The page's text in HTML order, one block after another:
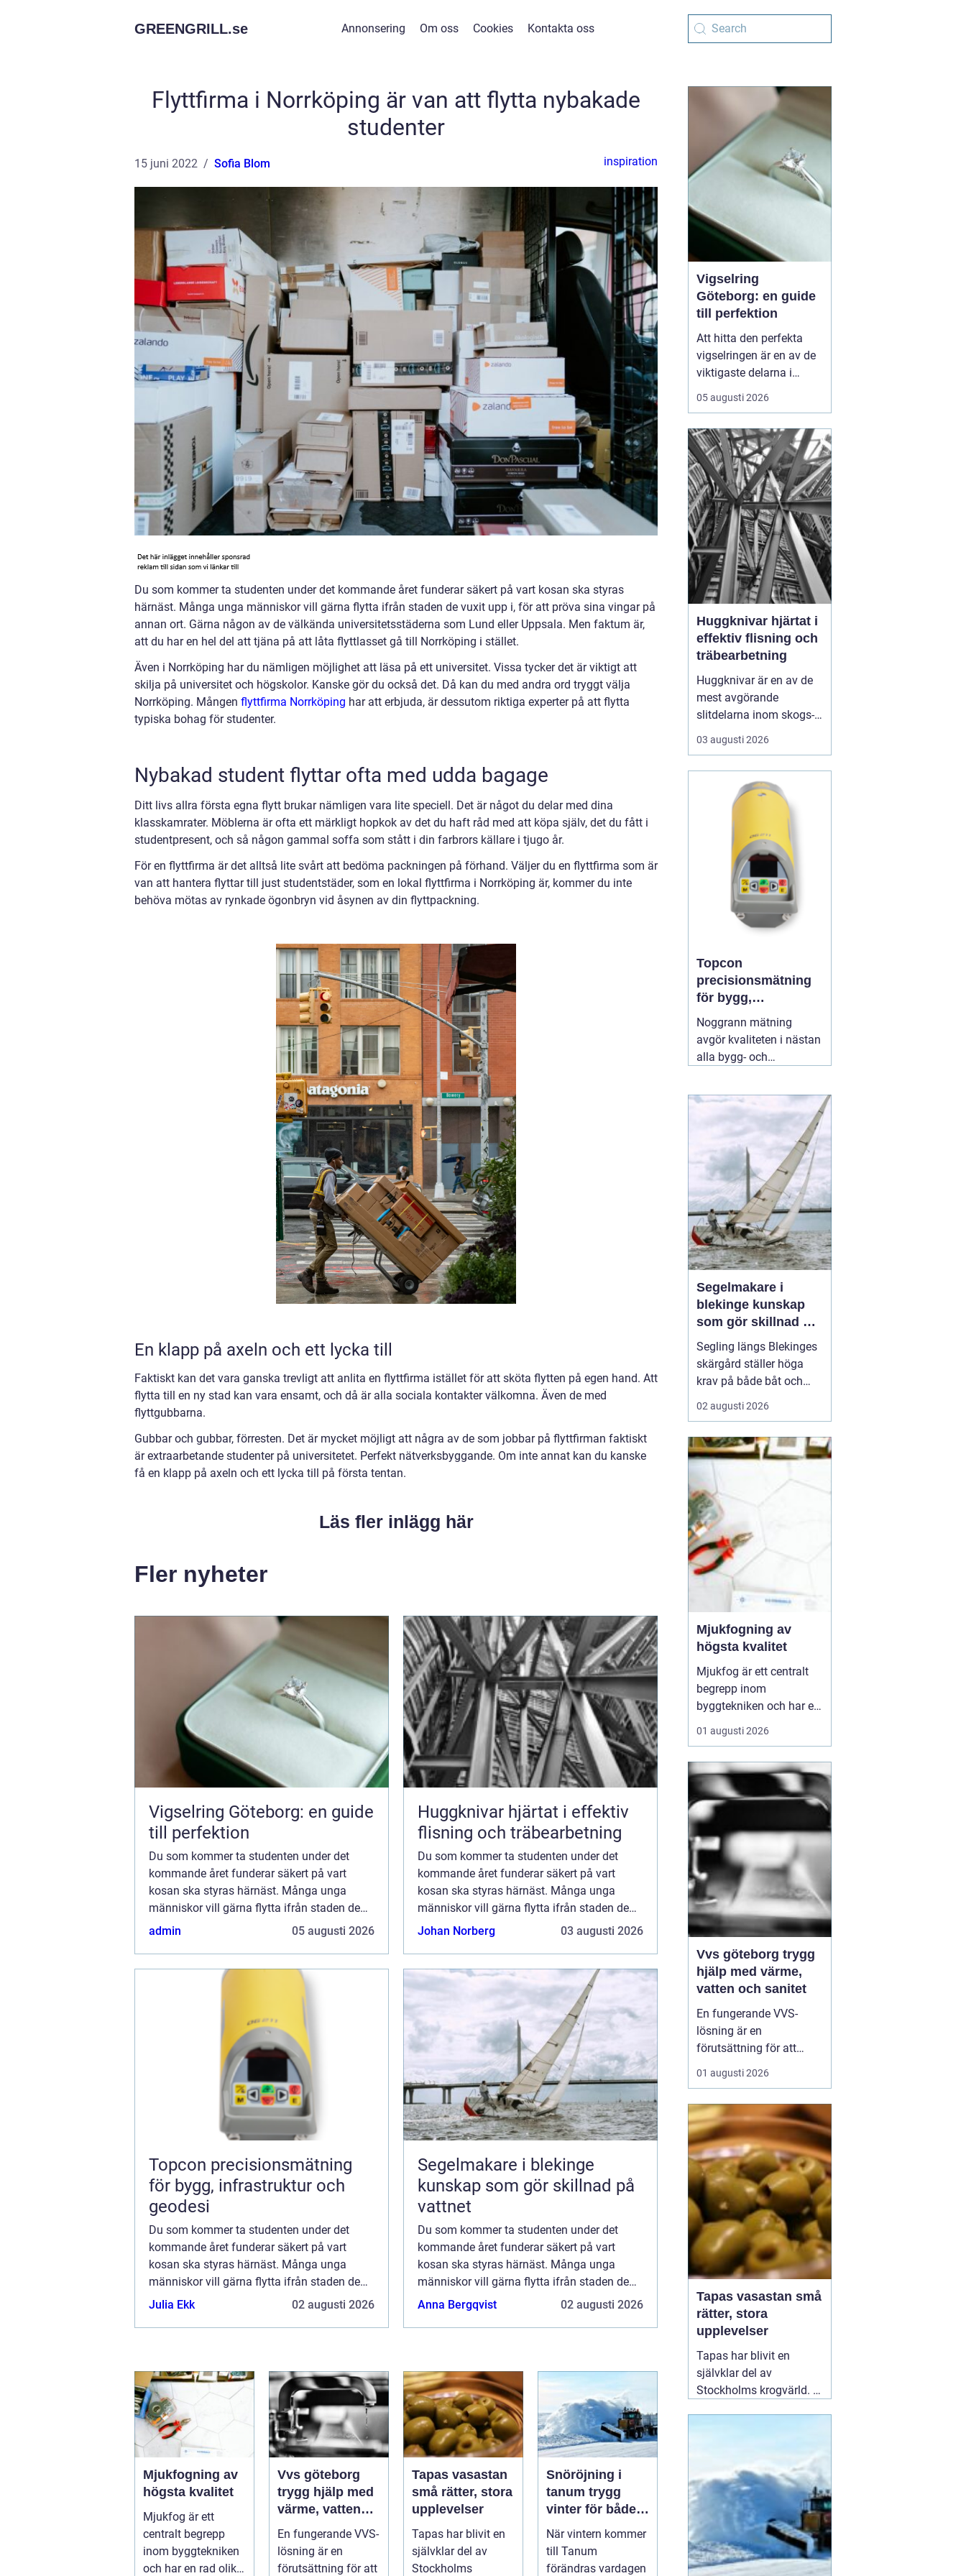
GREENGRILL.se Annonsering Om oss Cookies Kontakta oss
Flyttfirma i Norrköping är van att flytta nybakade
studenter
15 juni 2022 Sofia Blom inspiration
Du som kommer ta studenten under det kommande året funderar säkert på vart kosan ska styras
härnäst. Många unga människor vill gärna flytta ifrån staden de vuxit upp i, för att pröva sina vingar på
annan ort. Gärna någon av de välkända universitetsstäderna som Lund eller Uppsala. Men faktum är,
att du har en hel del att tjäna på att låta flyttlasset gå till Norrköping i stället.
Även i Norrköping har du nämligen möjlighet att läsa på ett universitet. Vissa tycker det är viktigt att
skilja på universitet och högskolor. Kanske gör du också det. Då kan du med andra ord tryggt välja
Norrköping. Mången flyttfirma Norrköping har att erbjuda, är dessutom riktiga experter på att flytta
typiska bohag för studenter.
Nybakad student flyttar ofta med udda bagage
Ditt livs allra första egna flytt brukar nämligen vara lite speciell. Det är något du delar med dina
klasskamrater. Möblerna är ofta ett märkligt hopkok av det du haft råd med att köpa själv, det du fått i
studentpresent, och så någon gammal soffa som stått i din farbrors källare i tjugo år.
För en flyttfirma är det alltså lite svårt att bedöma packningen på förhand. Väljer du en flyttfirma som är
van att hantera flyttar till just studentstäder, som en lokal flyttfirma i Norrköping är, kommer du inte
behöva mötas av rynkade ögonbryn vid åsynen av din flyttpackning.
En klapp på axeln och ett lycka till
Faktiskt kan det vara ganska trevligt att anlita en flyttfirma istället för att sköta flytten på egen hand. Att
flytta till en ny stad kan vara ensamt, och då är alla sociala kontakter välkomna. Även de med
flyttgubbarna.
Gubbar och gubbar, förresten. Det är mycket möjligt att några av de som jobbar på flyttfirman faktiskt
är extraarbetande studenter på universitetet. Perfekt nätverksbyggande. Om inte annat kan du kanske
få en klapp på axeln och ett lycka till på första tentan.
Läs fler inlägg här
Fler nyheter
Vigselring Göteborg: en guide
till perfektion
Du som kommer ta studenten under det
kommande året funderar säkert på vart
kosan ska styras härnäst. Många unga
människor vill gärna flytta ifrån staden de
vuxit upp i, för att pröva sina vin...
admin 05 augusti 2026
Huggknivar hjärtat i effektiv
flisning och träbearbetning
Du som kommer ta studenten under det
kommande året funderar säkert på vart
kosan ska styras härnäst. Många unga
människor vill gärna flytta ifrån staden de
vuxit upp i, för att pröva sina vin...
Johan Norberg 03 augusti 2026
Topcon precisionsmätning
för bygg, infrastruktur och
geodesi
Du som kommer ta studenten under det
kommande året funderar säkert på vart
kosan ska styras härnäst. Många unga
människor vill gärna flytta ifrån staden de
vuxit upp i, för att pröva sina vin...
Julia Ekk 02 augusti 2026
Segelmakare i blekinge
kunskap som gör skillnad på
vattnet
Du som kommer ta studenten under det
kommande året funderar säkert på vart
kosan ska styras härnäst. Många unga
människor vill gärna flytta ifrån staden de
vuxit upp i, för att pröva sina vin...
Anna Bergqvist 02 augusti 2026
Mjukfogning av
högsta kvalitet
Mjukfog är ett
centralt begrepp
inom byggtekniken
och har en rad olika
Vvs göteborg
trygg hjälp med
värme, vatten
och sanitet
En fungerande VVS-
lösning är en
förutsättning för att
Tapas vasastan
små rätter, stora
upplevelser
Tapas har blivit en
självklar del av
Stockholms
Snöröjning i
tanum trygg
vinter för både
privatpersoner
och företag
När vintern kommer
till Tanum
förändras vardagen
Vigselring
Göteborg: en guide
till perfektion
Att hitta den perfekta
vigselringen är en av de
viktigaste delarna i
förberedelserna inför ert
liv tillsammans.
inte bara en fras, det
handlar om att hitta en
ring som symboliserar er
unika kärleks...
05 augusti 2026
Huggknivar hjärtat i
effektiv flisning och
träbearbetning
Huggknivar är en av de
mest avgörande
slitdelarna inom skogs-
och träindustrin. När
knivarna fungerar som
maskinerna går lugnt
och energiåtgången
hålls nere. När
skäreggen däremot är
sliten eller felanpassad
märks det snabbt ...
03 augusti 2026
Topcon
precisionsmätning
för bygg,
infrastruktur och
geodesi
Noggrann mätning
avgör kvaliteten i nästan
alla bygg- och
på några millimeter i
början kan växa till dyra
problem längre fram.
Därför väljer många
yrkesproffs moderna
instrument02 augusti
2026
Segelmakare i
blekinge kunskap
som gör skillnad på
vattnet
Segling längs Blekinges
skärgård ställer höga
krav på både båt och
utrustning. Vinden vrider
snabbt mellan öar och
korta och branta och
trånga. För att få en
trygg, bekväm och
snabb segling behövs
genomtänkta s...
02 augusti 2026
Mjukfogning av
högsta kvalitet
Mjukfog är ett centralt
begrepp inom
byggtekniken och har en
användningsområden
Fogservice är experter på
mjukfogning och kan
hjälpa till med alla dina
behov inom omr&ari...
01 augusti 2026
Vvs göteborg trygg
hjälp med värme,
vatten och sanitet
En fungerande VVS-
lösning är en
förutsättning för att
vardagen ska rulla på.
När värmen strular,
ett rör börjar läcka märks
det direkt. I en stad som
Göteborg, med äldre
landshövdingehus,
moderna nybyggen och
allt däremellan, ...
01 augusti 2026
Tapas vasastan små
rätter, stora
upplevelser
Tapas har blivit en
självklar del av
Stockholms krogvärld. I
klassiker med moderna
tolkningar från hela
världen. För många
handlar en kväll01
augusti 2026